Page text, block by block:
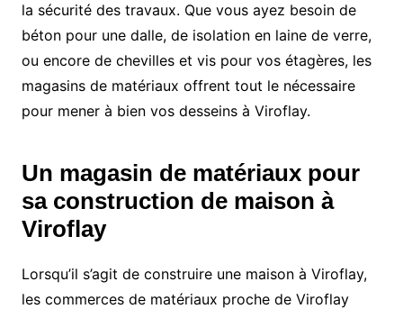
la sécurité des travaux. Que vous ayez besoin de
béton pour une dalle, de isolation en laine de verre,
ou encore de chevilles et vis pour vos étagères, les
magasins de matériaux offrent tout le nécessaire
pour mener à bien vos desseins à Viroflay.
Un magasin de matériaux pour
sa construction de maison à
Viroflay
Lorsqu’il s’agit de construire une maison à Viroflay,
les commerces de matériaux proche de Viroflay